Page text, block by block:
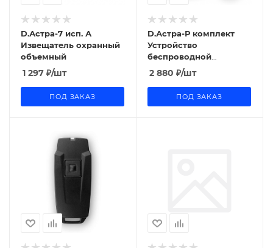
D.Астра-7 исп. А
Извещатель охранный
объемный
1 297 ₽/шт
ПОД ЗАКАЗ
D.Астра-Р комплект
Устройство
беспроводной
охранной
сигнализации
2 880 ₽/шт
ПОД ЗАКАЗ